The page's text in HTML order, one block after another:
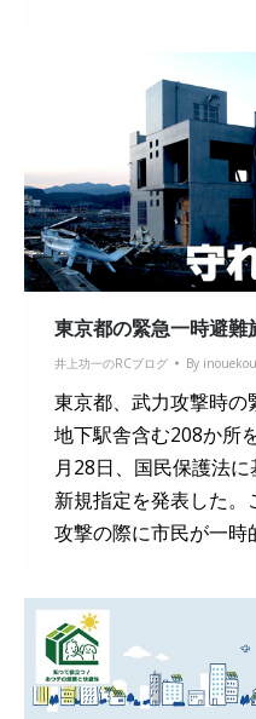
東京都の緊急一時避難
井上功一のRCブログ By
東京都、武力攻撃時
地下駅舎含む208か所
月28日、国民保護法
新規指定を発表した
攻撃の際に市民が一